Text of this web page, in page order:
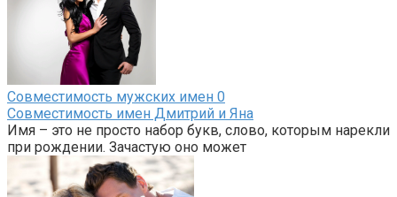
Совместимость мужских имен 0
Совместимость имен Дмитрий и Яна
Имя – это не просто набор букв, слово, которым нарекли
при рождении. Зачастую оно может